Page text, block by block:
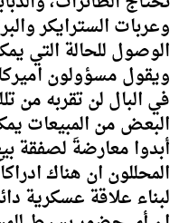
وعربات السترايكر
الوصول للحالة التي
ويقول مسؤولون
في البال لن تقربه من
البعض من المبيعات
المحللون ان هناك
لبناء علاقة عسكرية